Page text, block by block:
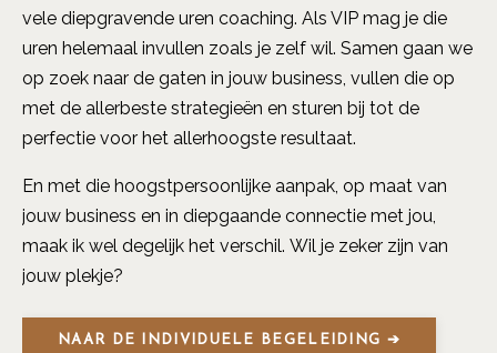
vele diepgravende uren coaching. Als VIP mag je die
uren helemaal invullen zoals je zelf wil. Samen gaan we
op zoek naar de gaten in jouw business, vullen die op
met de allerbeste strategieën en sturen bij tot de
perfectie voor het allerhoogste resultaat.
En met die hoogstpersoonlijke aanpak, op maat van
jouw business en in diepgaande connectie met jou,
maak ik wel degelijk het verschil. Wil je zeker zijn van
jouw plekje?
NAAR DE INDIVIDUELE BEGELEIDING ➔